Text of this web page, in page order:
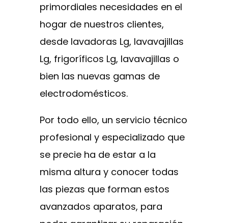
primordiales necesidades en el
hogar de nuestros clientes,
desde lavadoras Lg, lavavajillas
Lg, frigoríficos Lg, lavavajillas o
bien las nuevas gamas de
electrodomésticos.
Por todo ello, un servicio técnico
profesional y especializado que
se precie ha de estar a la
misma altura y conocer todas
las piezas que forman estos
avanzados aparatos, para